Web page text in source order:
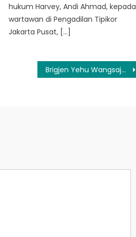
hukum Harvey, Andi Ahmad, kepada
wartawan di Pengadilan Tipikor
Jakarta Pusat, […]
Brigjen Yehu Wangsajaya, Inovator Teknologi Polri yang Gemar Naik Angkutan Umum